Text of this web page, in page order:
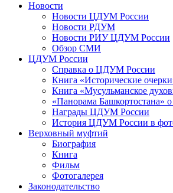
Новости
Новости ЦДУМ России
Новости РДУМ
Новости РИУ ЦДУМ России
Обзор СМИ
ЦДУМ России
Справка о ЦДУМ России
Книга «Исторические
Книга «Мусульманское
«Панорама
Награды ЦДУМ России
История ЦДУМ России в
Верховный муфтий
Биография
Книга
Фильм
Фотогалерея
Законодательство